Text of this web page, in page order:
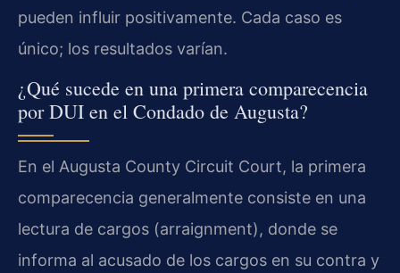
pueden influir positivamente. Cada caso es
único; los resultados varían.
¿Qué sucede en una primera comparecencia
por DUI en el Condado de Augusta?
En el Augusta County Circuit Court, la primera
comparecencia generalmente consiste en una
lectura de cargos (arraignment), donde se
informa al acusado de los cargos en su contra y